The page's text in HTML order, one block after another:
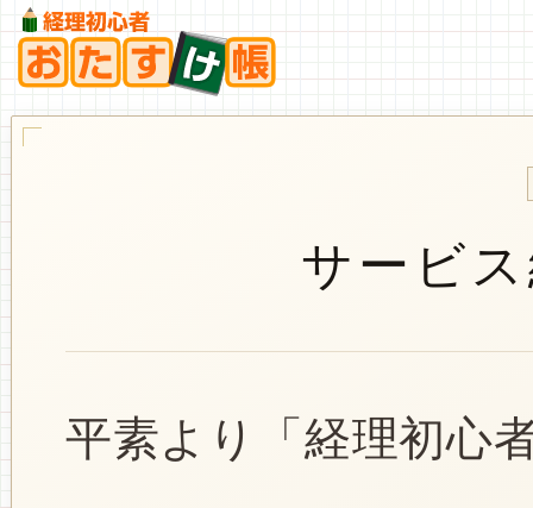
サービ
平素より「経理初心